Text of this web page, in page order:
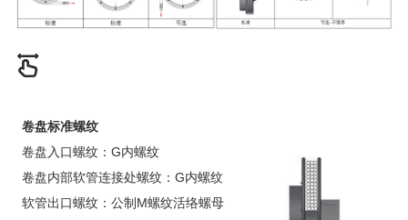
卷盘标准螺纹
卷盘入口螺纹：G内螺纹
卷盘内部软管连接处螺纹：G内螺纹
软管出口螺纹：公制M螺纹活络螺母